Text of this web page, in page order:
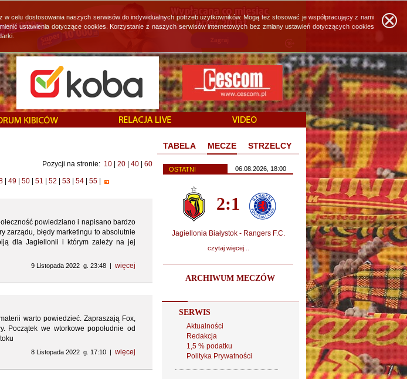
Pozycji na stronie: 10 20 40 60
49 50 51 52 53 54 55
powiedziano i napisano bardzo
zarządu, błędy marketingu to absolutnie
dla Jagiellonii i którym zależy na jej
9 Listopada 2022 g. 23:48 | więcej
warto powiedzieć. Zapraszają Fox,
Początek we wtorkowe popołudnie od
8 Listopada 2022 g. 17:10 | więcej
TABELA MECZE STRZELCY
OSTATNI 06.08.2026, 18:00
2:1
Jagiellonia Białystok - Rangers F.C.
czytaj więcej...
ARCHIWUM MECZÓW
SERWIS
Aktualności
Redakcja
1,5 % podatku
Polityka Prywatności
dostosowania naszych serwisów do indywidualnych potrzeb użytkowników. Mogą też stosować je współpracujący z nami
ustawienia dotyczące cookies. Korzystanie z naszych serwisów internetowych bez zmiany ustawień dotyczących cookies